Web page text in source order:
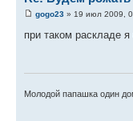
gogo23 » 19 июл 2009,
при таком раскладе я
Молодой папашка один